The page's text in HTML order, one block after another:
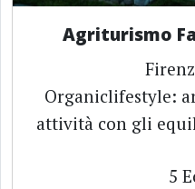
Agriturismo
Organiclifestyle:
attività con gli
5